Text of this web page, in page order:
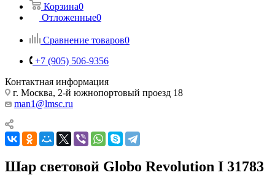
Корзина0
Отложенные0
Сравнение товаров0
+7 (905) 506-9356
Контактная информация
г. Москва, 2-й южнопортовый проезд 18
man1@lmsc.ru
Шар световой Globo Revolution I 31783